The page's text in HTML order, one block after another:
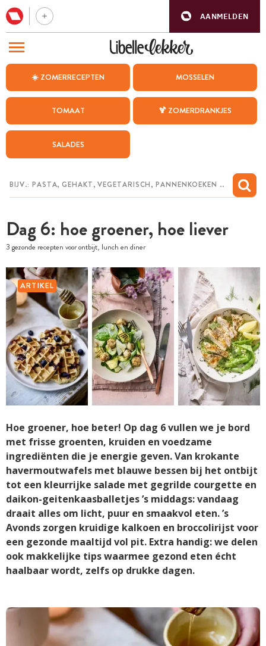
AANMELDEN
☀️ ZOMERRECEPTEN MOSSELEN
TOMAAT 🍹 ZOMERDRANKJES
SALADES
Dag 6: hoe groener, hoe liever
3 gezonde recepten voor ontbijt, lunch en diner
ARTIKEL
Hoe groener, hoe beter! Op dag 6 vullen we je bord
met frisse groenten, kruiden en voedzame
ingrediënten die je energie geven. Van krokante
havermoutwafels met blauwe bessen bij het ontbijt
tot een kleurrijke salade met gegrilde courgette en
daikon-geitenkaasballetjes ’s middags: vandaag
draait alles om licht, puur en smaakvol eten. ’s
Avonds zorgen kruidige kalkoen en broccolirijst voor
een gezonde maaltijd vol pit. Extra handig: we delen
ook makkelijke tips waarmee gezond eten écht
haalbaar wordt, zelfs op drukke dagen.
BEZOEK ONZE ANDERE WEBSITES
WEEKMENU
CHAT MET MAIA
MIJN BEWAARDE RECEPTEN